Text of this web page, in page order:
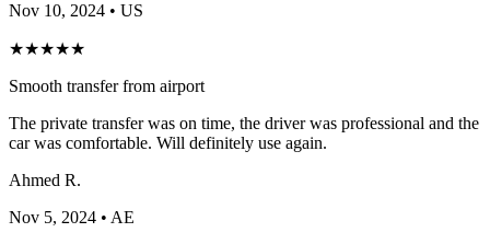
Nov 10, 2024 • US
★★★★★
Smooth transfer from airport
The private transfer was on time, the driver was professional and the
car was comfortable. Will definitely use again.
Ahmed R.
Nov 5, 2024 • AE